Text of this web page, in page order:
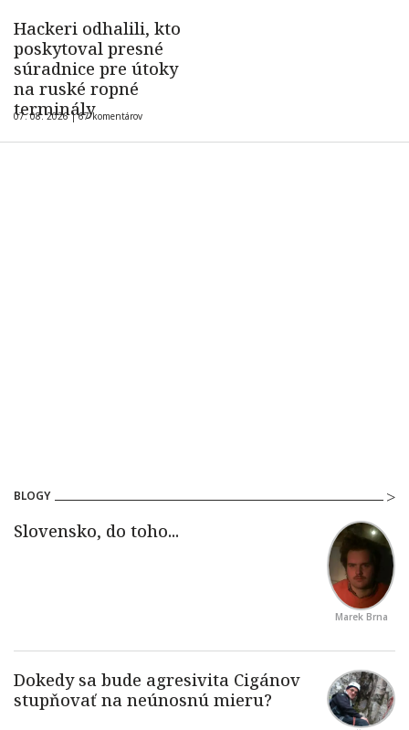
Hackeri odhalili, kto
poskytoval presné
súradnice pre útoky
na ruské ropné
terminály
07. 08. 2026 |67 komentárov
BLOGY
Marek Brna